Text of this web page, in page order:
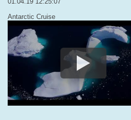
Antarctic Cruise